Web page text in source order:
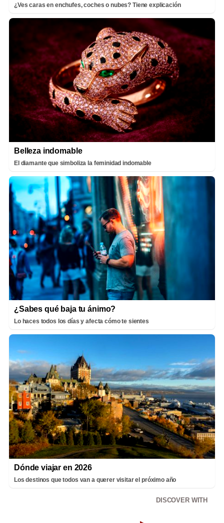
¿Ves caras en enchufes, coches o nubes? Tiene explicación
Belleza indomable
El diamante que simboliza la feminidad indomable
¿Sabes qué baja tu ánimo?
Lo haces todos los días y afecta cómo te sientes
Dónde viajar en 2026
Los destinos que todos van a querer visitar el próximo año
DISCOVER WITH